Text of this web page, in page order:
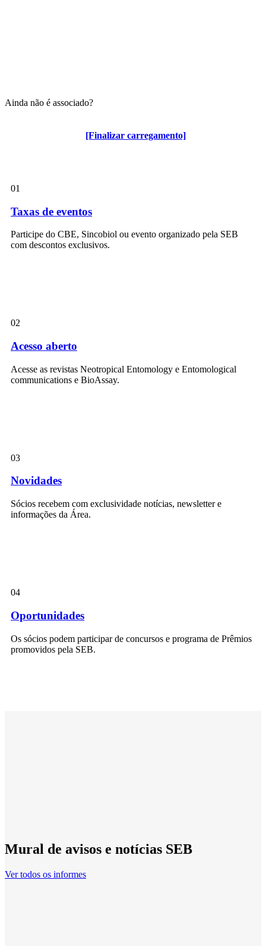
[Finalizar carregamento]
Ainda não é associado?
Algumas vantagens para associados
01
Taxas de eventos
Participe do CBE, Sincobiol ou evento organizado pela SEB
com descontos exclusivos.
02
Acesso aberto
Acesse as revistas Neotropical Entomology e Entomological
communications e BioAssay.
03
Novidades
Sócios recebem com exclusividade notícias, newsletter e
informações da Área.
04
Oportunidades
Os sócios podem participar de concursos e programa de Prêmios
promovidos pela SEB.
Mural de avisos e notícias SEB
Ver todos os informes